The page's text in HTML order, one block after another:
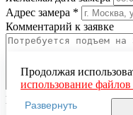
Адрес замера *
Комментарий к заявке
Понравившаяся модель
Продолжая
использование
пользовательских
местоположении,
Развернуть